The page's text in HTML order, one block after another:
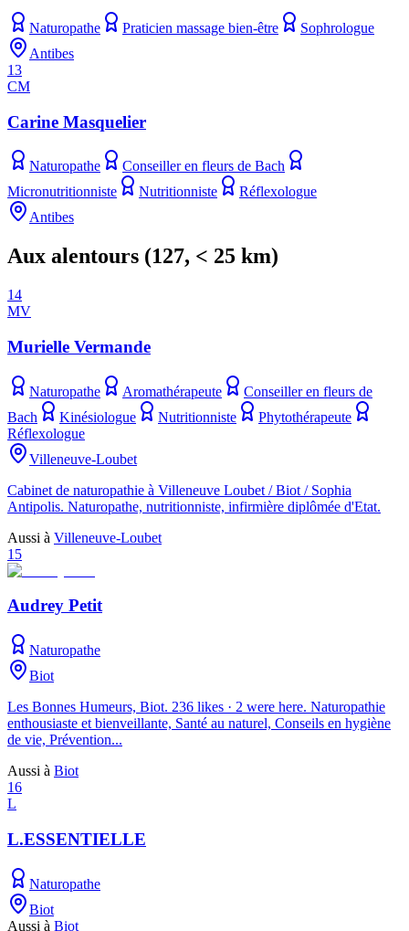
Naturopathe Praticien massage bien-être
Sophrologue
Antibes
13
CM
Carine Masquelier
Naturopathe
Conseiller en fleurs de Bach
Micronutritionniste
Nutritionniste
Réflexologue
Antibes
Aux alentours (127, < 25 km)
14
MV
Murielle Vermande
Naturopathe Aromathérapeute
Conseiller en fleurs de
Bach
Kinésiologue Nutritionniste
Phytothérapeute
Réflexologue
Villeneuve-Loubet
Cabinet de naturopathie à Villeneuve Loubet / Biot / Sophia
Antipolis. Naturopathe, nutritionniste, infirmière diplômée d'Etat.
Aussi à Villeneuve-Loubet
15
Audrey Petit
Naturopathe
Biot
Les Bonnes Humeurs, Biot. 236 likes · 2 were here. Naturopathie
enthousiaste et bienveillante, Santé au naturel, Conseils en hygiène
de vie, Prévention...
Aussi à Biot
16
L
L.ESSENTIELLE
Naturopathe
Biot
Aussi à Biot